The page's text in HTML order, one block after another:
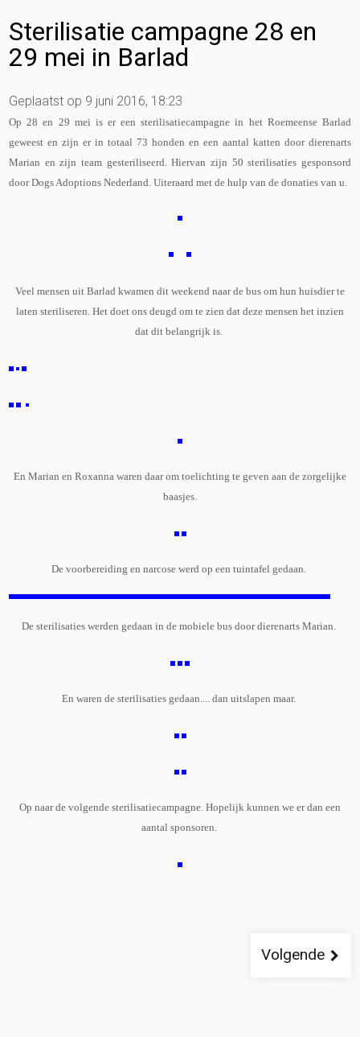
Sterilisatie campagne 28 en
29 mei in Barlad
Geplaatst op 9 juni 2016, 18:23
Op 28 en 29 mei is er een sterilisatiecampagne in het Roemeense Barlad
geweest en zijn er in totaal 73 honden en een aantal katten door dierenarts
Marian en zijn team gesteriliseerd. Hiervan zijn 50 sterilisaties gesponsord
door Dogs Adoptions Nederland. Uiteraard met de hulp van de donaties van u.
Veel mensen uit Barlad kwamen dit weekend naar de bus om hun huisdier te
laten steriliseren. Het doet ons deugd om te zien dat deze mensen het inzien
dat dit belangrijk is.
En Marian en Roxanna waren daar om toelichting te geven aan de zorgelijke
baasjes.
De voorbereiding en narcose werd op een tuintafel gedaan.
De sterilisaties werden gedaan in de mobiele bus door dierenarts Marian.
En waren de sterilisaties gedaan.... dan uitslapen maar.
Op naar de volgende sterilisatiecampagne. Hopelijk kunnen we er dan een
aantal sponsoren.
Volgende